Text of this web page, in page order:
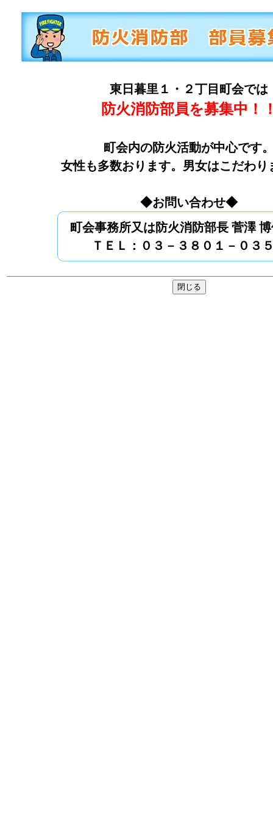
東日暮里１・２丁目町会では
防火消防部員を募集中！
町会内の防火活動が中心です
女性も多数おります。男女はこだわり
◆お問い合わせ◆
町会事務所又は防火消防部長 菅澤
ＴＥＬ：０３－３８０１－０３